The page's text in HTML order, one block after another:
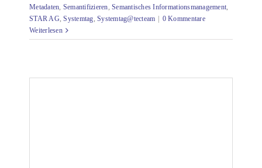
Metadaten, Semantifizieren,Semantisches Informationsmanagement,
STAR AG,Systemtag,Systemtag@tecteam
0 Kommentare
Weiterlesen